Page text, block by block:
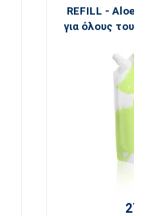
REFILL - Aloe
για όλους τους
27,60